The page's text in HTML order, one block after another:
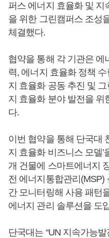
퍼스 에너지 효율화 및 지
을 위한 그린캠퍼스 조성
체결했다.
협약을 통해 각 기관은 에
력, 에너지 효율화 정책
지 효율화 공동 추진 및
지 효율화 분야 발전을 위
다.
이번 협약을 통해 단국대
지 효율화 비즈니스 모델’
개 건물에 스마트에너지
전 에너지통합관리(MSP)
간 모니터링해 사용 패턴
에너지 관리 솔루션을 도
단국대는 “UN 지속가능